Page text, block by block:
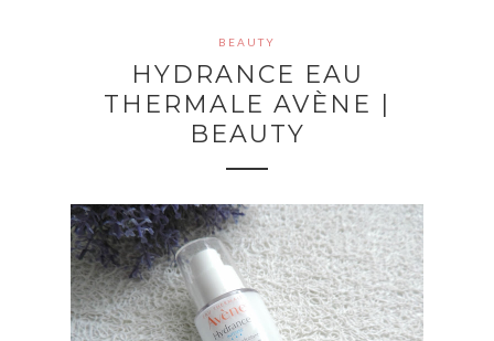
BEAUTY
HYDRANCE EAU
THERMALE AVÈNE |
BEAUTY